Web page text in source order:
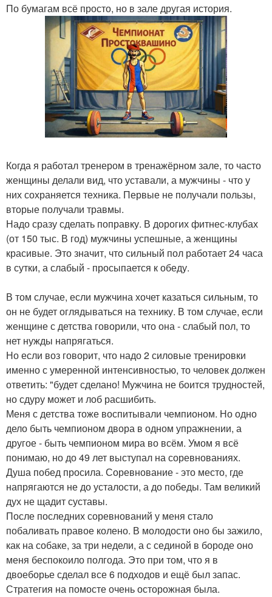
По бумагам всё просто, но в зале другая история.
Когда я работал тренером в тренажёрном зале, то часто
женщины делали вид, что уставали, а мужчины - что у
них сохраняется техника. Первые не получали пользы,
вторые получали травмы.
Надо сразу сделать поправку. В дорогих фитнес-клубах
(от 150 тыс. В год) мужчины успешные, а женщины
красивые. Это значит, что сильный пол работает 24 часа
в сутки, а слабый - просыпается к обеду.
В том случае, если мужчина хочет казаться сильным, то
он не будет оглядываться на технику. В том случае, если
женщине с детства говорили, что она - слабый пол, то
нет нужды напрягаться.
Но если воз говорит, что надо 2 силовые тренировки
именно с умеренной интенсивностью, то человек должен
ответить: "будет сделано! Мужчина не боится трудностей,
но сдуру может и лоб расшибить.
Меня с детства тоже воспитывали чемпионом. Но одно
дело быть чемпионом двора в одном упражнении, а
другое - быть чемпионом мира во всём. Умом я всё
понимаю, но до 49 лет выступал на соревнованиях.
Душа побед просила. Соревнование - это место, где
напрягаются не до усталости, а до победы. Там великий
дух не щадит суставы.
После последних соревнований у меня стало
побаливать правое колено. В молодости оно бы зажило,
как на собаке, за три недели, а с сединой в бороде оно
меня беспокоило полгода. Это при том, что я в
двоеборье сделал все 6 подходов и ещё был запас.
Стратегия на помосте очень осторожная была.